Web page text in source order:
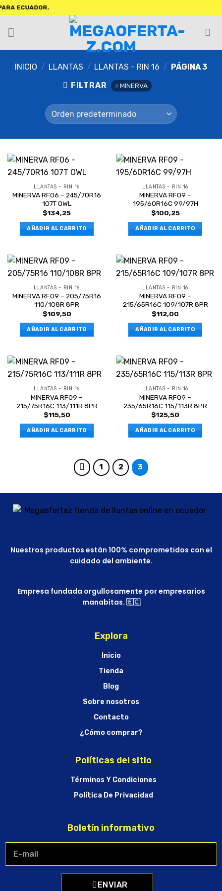
ECUADOR.
INICIO / LLANTAS / LLANTAS - RIN 16 / PÁGINA 3
FILTRAR
MINERVA
LLANTAS - RIN 16
MINERVA RF06 – 245/70R16
107T OWL
$134,25
AÑADIR AL CARRITO
LLANTAS - RIN 16
MINERVA RF09 –
195/60R16C 99/97H
$100,25
AÑADIR AL CARRITO
LLANTAS - RIN 16
MINERVA RF09 – 205/75R16
110/108R 8PR
$109,50
AÑADIR AL CARRITO
LLANTAS - RIN 16
MINERVA RF09 –
215/65R16C 109/107R 8PR
$112,00
AÑADIR AL CARRITO
LLANTAS - RIN 16
MINERVA RF09 –
215/75R16C 113/111R 8PR
$115,50
AÑADIR AL CARRITO
LLANTAS - RIN 16
MINERVA RF09 –
235/65R16C 115/113R 8PR
$125,50
AÑADIR AL CARRITO
1 2 3
Nuestros productos están 100% comprometidos con el
cuidado del ambiente.
Empresa fundada orgullosamente por empresarios
manabitas. 🇪🇨
Explora
Inicio
Tienda
Blog
Sobre nosotros
Contacto
¿Cómo comprar?
Políticas del sitio
Términos Y Condiciones
Política De Privacidad
Boletín informativo
ENVIAR